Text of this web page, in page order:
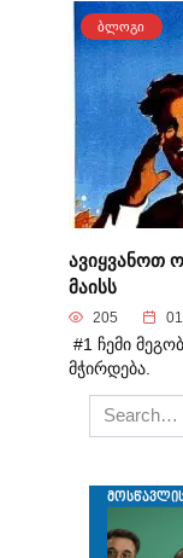
ᲑᲚᲝᲒᲘ
ავიყვანოთ
მაისს
205
#1 ჩემი
მჭირდება.
Search
for: